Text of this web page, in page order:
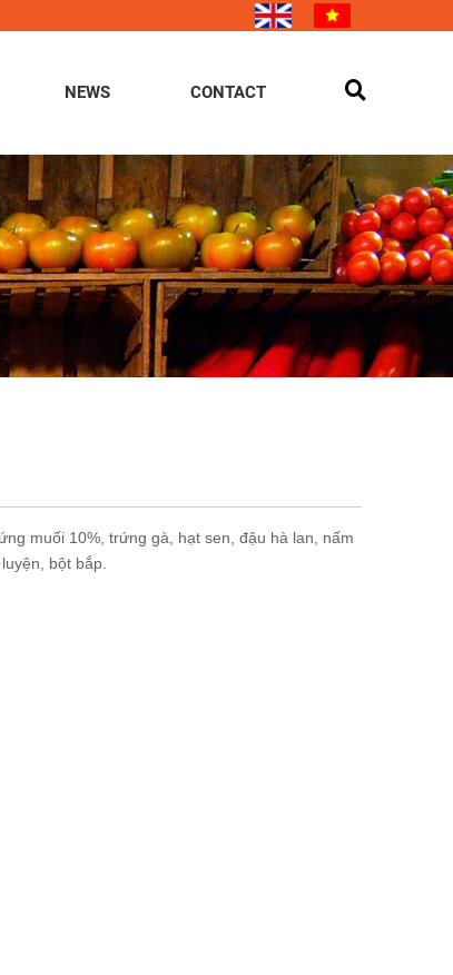
NEWS CONTACT
muối 10%, trứng gà, hạt sen, đậu hà lan, nấm
bột bắp.